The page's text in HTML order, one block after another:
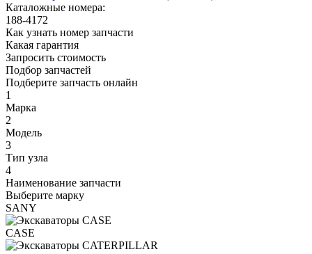
Каталожные номера:
188-4172
Как узнать номер запчасти
Какая гарантия
Запросить стоимость
Подбор запчастей
Подберите запчасть онлайн
1
Марка
2
Модель
3
Тип узла
4
Наименование запчасти
Выберите марку
SANY
CASE